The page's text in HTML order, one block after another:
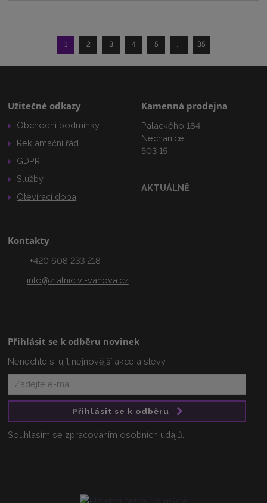
1 2 3 4 5 35
Užitečné odkazy
Obchodní podmínky
Reklamační řád
GDPR
Služby
Otevírací doba
Kamenná prodejna
Palackého 184
Nechanice
503 15
AKTUÁLNĚ
Kontakty
+420 608 233 218
info@zlatnictvi-vanova.cz
Přihlásit se k odběru novinek
Nenechte si ujít nejnovější akce a slevy
Přihlásit se k odběru
Souhlasím se zpracováním osobních údajů